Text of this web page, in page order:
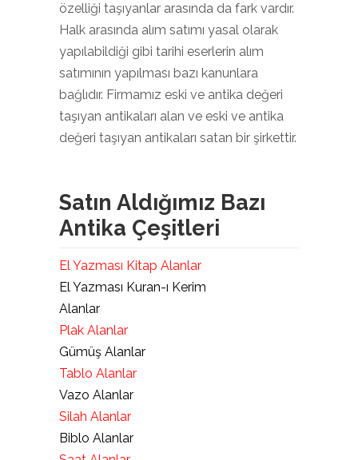
özelliği taşıyanlar arasında da fark vardır.
Halk arasında alım satımı yasal olarak
yapılabildiği gibi tarihi eserlerin alım
satımının yapılması bazı kanunlara
bağlıdır. Firmamız eski ve antika değeri
taşıyan antikaları alan ve eski ve antika
değeri taşıyan antikaları satan bir şirkettir.
Satın Aldığımız Bazı
Antika Çeşitleri
El Yazması Kitap Alanlar
El Yazması Kuran-ı Kerim
Alanlar
Plak Alanlar
Gümüş Alanlar
Tablo Alanlar
Vazo Alanlar
Silah Alanlar
Biblo Alanlar